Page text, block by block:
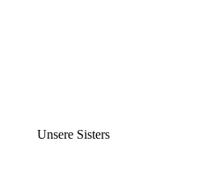
Unsere Sisters